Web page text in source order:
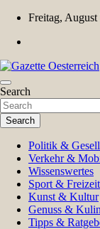
Skip
content
Freitag, August
Gazette
Magazin für Freizeit,
Search
Search
Politik &
Verkehr &
Wissenswertes
Sport & Freizeit
Kunst & Kultur
Genuss &
Tipps &